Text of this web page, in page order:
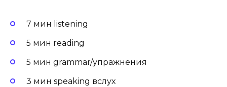
7 мин listening
5 мин reading
5 мин grammar/упражнения
3 мин speaking вслух